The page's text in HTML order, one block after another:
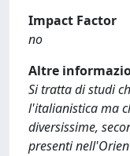
Impact Factor
no
Altre
Si tratta di studi
l'italianistica ma
diversissime,
presenti